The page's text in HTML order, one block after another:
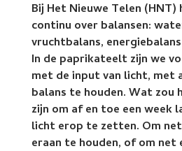
Bij Het Nieuwe Telen
continu over balansen:
vruchtbalans,
In de paprikateelt zijn we
met de input van licht, met
balans te houden. Wat zou
zijn om af en toe een week
licht erop te zetten. Om
eraan te houden, of om net